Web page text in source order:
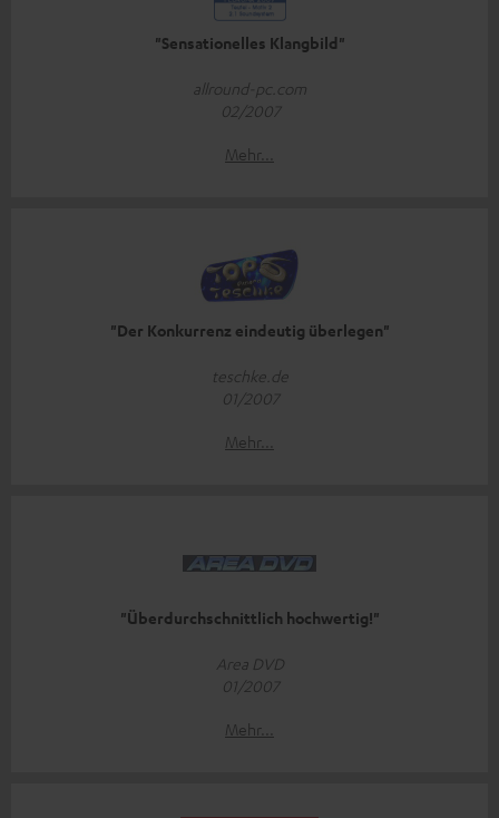
"Sensationelles Klangbild"
allround-pc.com
02/2007
Mehr...
"Der Konkurrenz eindeutig überlegen"
teschke.de
01/2007
Mehr...
"Überdurchschnittlich hochwertig!"
Area DVD
01/2007
Mehr...